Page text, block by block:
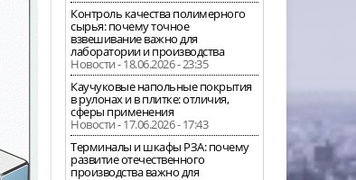
Контроль качества полимерного
сырья: почему точное
взвешивание важно для
лаборатории и производства
Новости - 18.06.2026 - 23:35
Каучуковые напольные покрытия
в рулонах и в плитке: отличия,
сферы применения
Новости - 17.06.2026 - 17:43
Терминалы и шкафы РЗА: почему
развитие отечественного
производства важно для